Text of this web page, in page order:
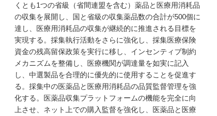
くとも1つの省級（省間連盟を含む）薬品と医療用消耗品
の収集を展開し、国と省級の収集薬品数の合計が500個に
達し、医療用消耗品の収集が継続的に推進される目標を
実現する。採集執行活動をさらに強化し、採集医療保険
資金の残高留保政策を実行に移し、インセンティブ制約
メカニズムを整備し、医療機関が調達量を如実に記入
し、中選製品を合理的に優先的に使用することを促進す
る。採集中の医薬品と医療用消耗品の品質監督管理を強
化する。医薬品収集プラットフォームの機能を完全に向
上させ、ネット上での購入監督を強化し、医薬品と医療